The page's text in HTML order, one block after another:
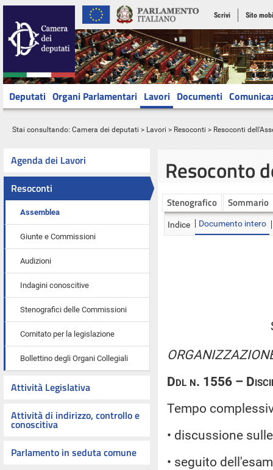
Scrivi Sito
Deputati Organi Parlamentari Lavori Documenti
Stai consultando: Camera dei deputati > Lavori > Resoconti > Resoconti
Agenda dei Lavori
Resoconti
Assemblea
Giunte e Commissioni
Audizioni
Indagini conoscitive
Stenografici delle Commissioni
Comitato per la legislazione
Bollettino degli Organi Collegiali
Attività Legislativa
Attività di indirizzo, controllo e
conoscitiva
Parlamento in seduta comune
Resoconto
Stenografico Sommario
Indice Documento intero
Ddl n. 1556 –
Tempo
• discussione
• seguito